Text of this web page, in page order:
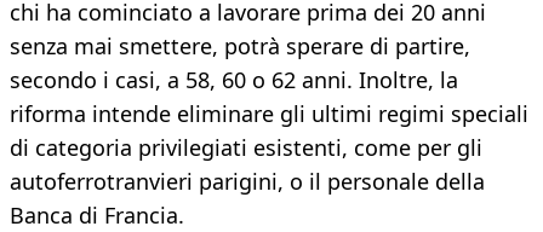
chi ha cominciato a lavorare prima dei 20 anni
senza mai smettere, potrà sperare di partire,
secondo i casi, a 58, 60 o 62 anni. Inoltre, la
riforma intende eliminare gli ultimi regimi speciali
di categoria privilegiati esistenti, come per gli
autoferrotranvieri parigini, o il personale della
Banca di Francia.